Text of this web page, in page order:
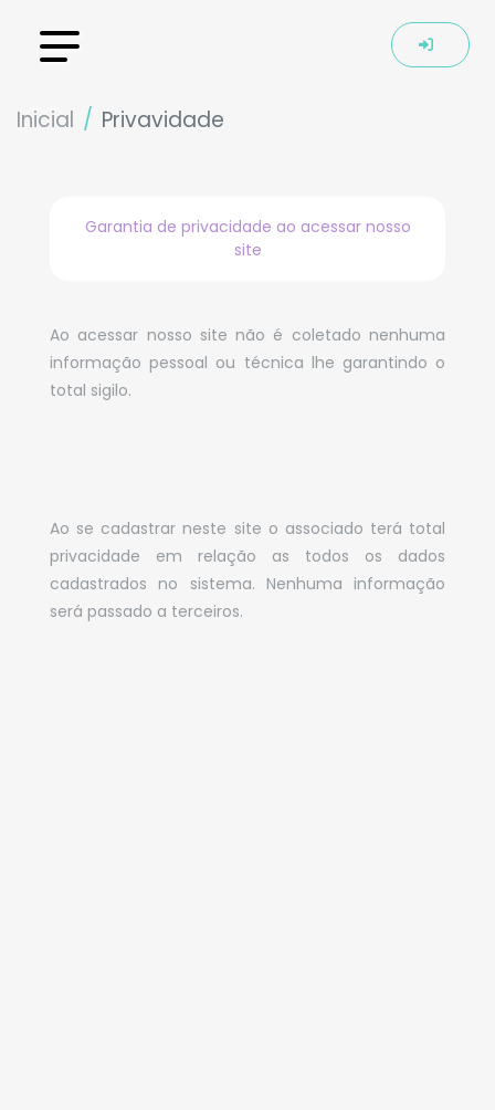
Inicial Privavidade
Garantia de privacidade ao acessar nosso
site
Ao acessar nosso site não é coletado nenhuma
informação pessoal ou técnica lhe garantindo o
total sigilo.
Ao se cadastrar neste site o associado terá total
privacidade em relação as todos os dados
cadastrados no sistema. Nenhuma informação
será passado a terceiros.